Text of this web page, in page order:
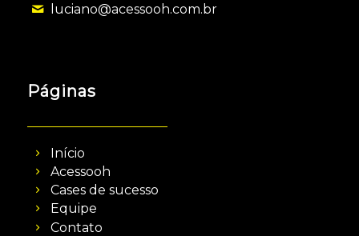
luciano@acessooh.com.br
Páginas
Início
Acessooh
Cases de sucesso
Equipe
Contato